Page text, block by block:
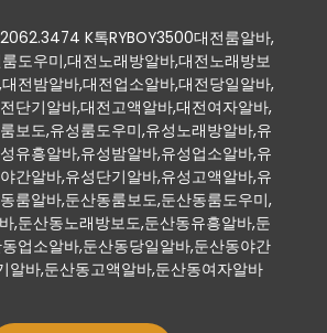
K톡RYBOY3500대전룸알바,
도우미,대전노래방알바,대전노래방보
전밤알바,대전업소알바,대전당일알바,
단기알바,대전고액알바,대전여자알바,
보도,유성룸도우미,유성노래방알바,유
유흥알바,유성밤알바,유성업소알바,유
간알바,유성단기알바,유성고액알바,유
룸알바,둔산동룸보도,둔산동룸도우미,
,둔산동노래방보도,둔산동유흥알바,둔
업소알바,둔산동당일알바,둔산동야간
알바,둔산동고액알바,둔산동여자알바